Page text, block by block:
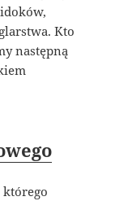
Kto
następną
którego